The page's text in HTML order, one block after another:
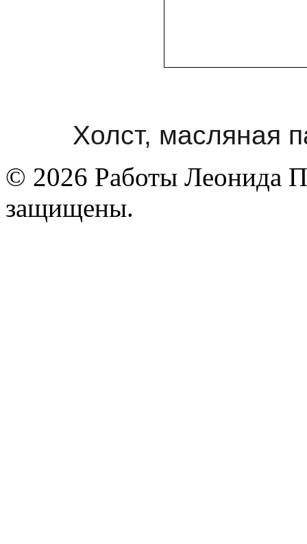
Холст, масляная
© 2026 Работы Леонида
защищены.